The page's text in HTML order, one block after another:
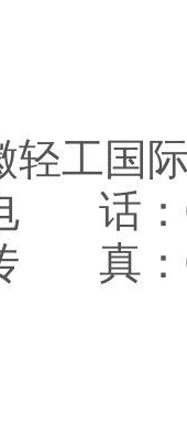
轻工国
话：
真：